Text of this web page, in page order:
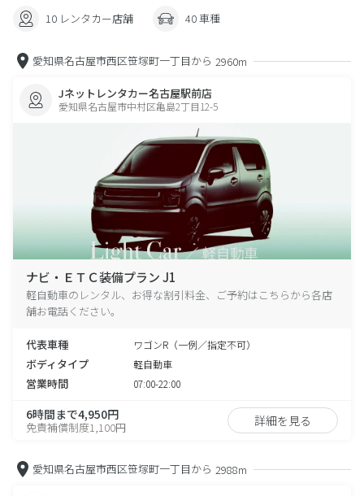
10 レンタカー店舗 40 車種
愛知県名古屋市西区笹塚町一丁目から 2960m
Jネットレンタカー名古屋駅前店
愛知県名古屋市中村区亀島2丁目12-5
ナビ・ＥＴＣ装備プラン J1
軽自動車のレンタル、お得な割引料金、ご予約はこちらから各店
舗お電話ください。
代表車種 ワゴンR（一例／指定不可）
ボディタイプ 軽自動車
営業時間 07:00-22:00
6時間まで4,950円
免責補償制度1,100円 詳細を見る
愛知県名古屋市西区笹塚町一丁目から 2988m